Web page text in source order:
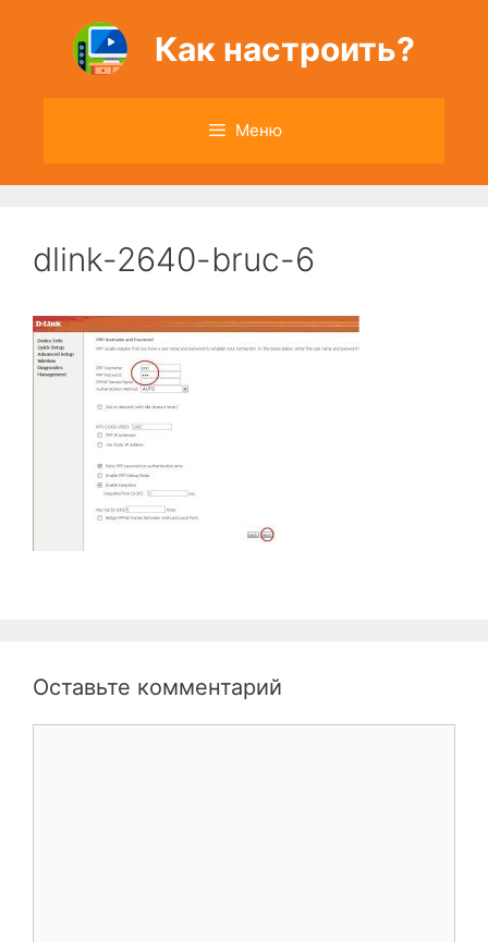
содержимому
Как настроить?
Меню
dlink-2640-bruc-6
Оставьте комментарий